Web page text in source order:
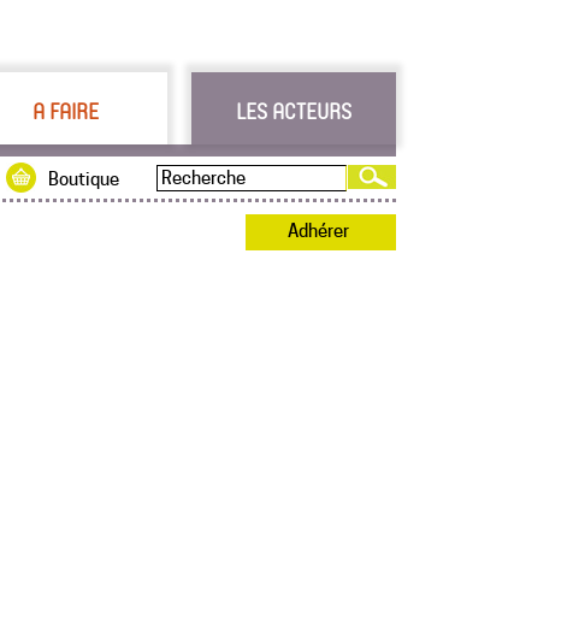
A FAIRE LES ACTEURS
Boutique
Adhérer